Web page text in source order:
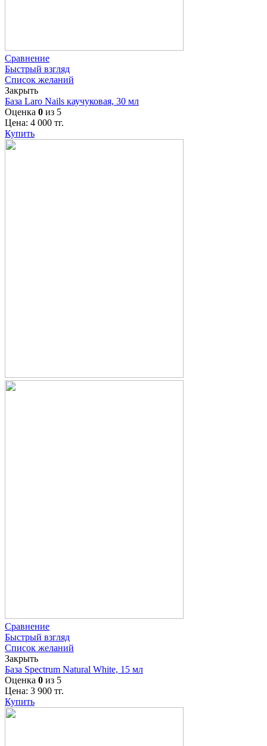
Сравнение
Быстрый взгляд
Список желаний
Закрыть
База Laro Nails каучуковая, 30 мл
Оценка 0 из 5
Цена: 4 000 тг.
Купить
Сравнение
Быстрый взгляд
Список желаний
Закрыть
База Spectrum Natural White, 15 мл
Оценка 0 из 5
Цена: 3 900 тг.
Купить